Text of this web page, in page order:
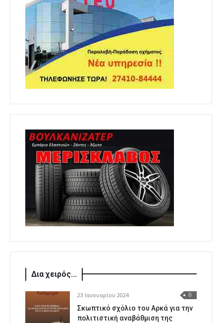
Δια χειρός...
23 Ιανουαρίου 2024 0
Σκωπτικό σχόλιο του Αρκά για την
πολιτιστική αναβάθμιση της